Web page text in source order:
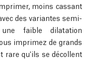
moins cassant
des variantes semi-
faible dilatation
imprimez de grands
rare qu'ils se décollent